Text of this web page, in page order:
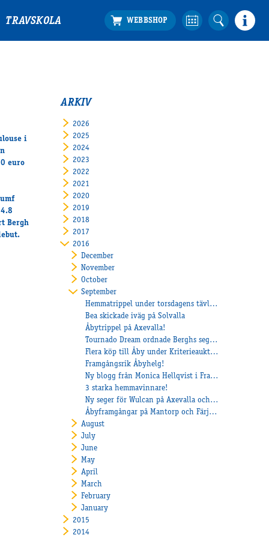
TRAVSKOLA
i
euro
Bergh
ARKIV
2026
2025
2024
2023
2022
2021
2020
2019
2018
2017
2016
December
November
October
September
Hemmatrippel under torsdagens tävlingar
Bea skickade iväg på Solvalla
Åbytrippel på Axevalla!
Tournado Dream ordnade Berghs seger nr 169!
Flera köp till Åby under Kriterieauktionen!
Framgångsrik Åbyhelg!
Ny blogg från Monica Hellqvist i Frankrike
3 starka hemmavinnare!
Ny seger för Wulcan på Axevalla och Töll till topp på Jägersro
Åbyframgångar på Mantorp och Färjestad
August
July
June
May
April
March
February
January
2015
2014